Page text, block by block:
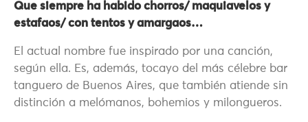
Que siempre ha habido chorros/ maquiavelos y
estafaos/ con tentos y amargaos…
El actual nombre fue inspirado por una canción,
según ella. Es, además, tocayo del más célebre bar
tanguero de Buenos Aires, que también atiende sin
distinción a melómanos, bohemios y milongueros.